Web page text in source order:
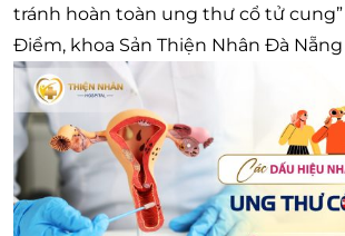
tránh hoàn toàn ung thư cổ tử cung”
Điểm, khoa Sản Thiện Nhân Đà